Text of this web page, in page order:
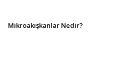
Mikroakışkanlar Nedir?